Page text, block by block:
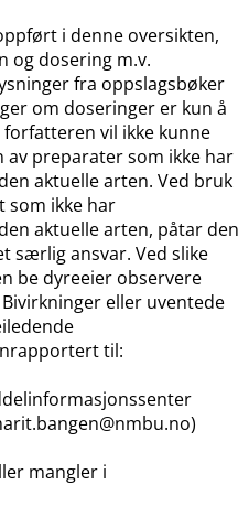
i denne oversikten,
og dosering m.v.
fra oppslagsbøker
om doseringer er kun å
vil ikke kunne
av preparater som ikke har
aktuelle arten. Ved bruk
som ikke har
aktuelle arten, påtar den
særlig ansvar. Ved slike
be dyreeier observere
eller uventede
til:
mangler i